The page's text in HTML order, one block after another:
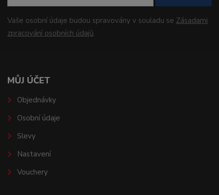
Vaše osobní údaje budou spravovány v souladu se Zásadami
zpracování osobních údajů.
MŮJ ÚČET
Objednávky
Osobní údaje
Slevy
Nastavení
Vouchery